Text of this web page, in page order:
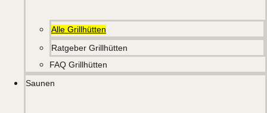
Alle Grillhütten
Ratgeber Grillhütten
FAQ Grillhütten
Saunen